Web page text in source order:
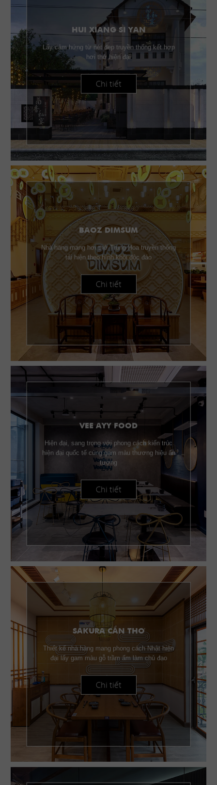
HUI XIANG SI YAN
Lấy cảm hứng từ nét đẹp truyền thống kết hợp
hơi thở hiện đại
Chi tiết
BAOZ DIMSUM
Nhà hàng mang hơi thở Trung Hoa truyền thống
tái hiện theo hình khối độc đáo
Chi tiết
VEE AYY FOOD
Hiện đại, sang trọng với phong cách kiến trúc
hiện đại quốc tế cùng gam màu thương hiệu ấn
tượng
Chi tiết
SAKURA CẦN THƠ
Thiết kế nhà hàng mang phong cách Nhật hiện
đại lấy gam màu gỗ trầm ấm làm chủ đạo
Chi tiết